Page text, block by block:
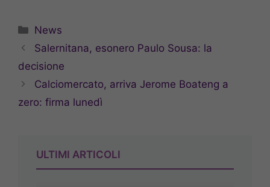
Categorie
News
Salernitana, esonero Paulo Sousa: la
decisione
Calciomercato, arriva Jerome Boateng a
zero: firma lunedì
ULTIMI ARTICOLI